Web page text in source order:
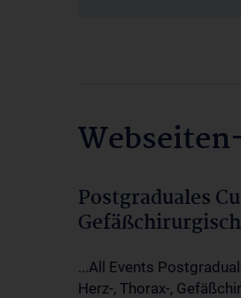
Postgraduales
...All Events
Herz-, Thorax-,